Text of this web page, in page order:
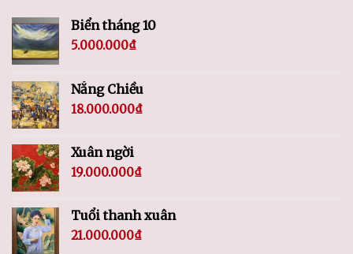
Biển tháng 10
5.000.000₫
Nắng Chiều
18.000.000₫
Xuân ngời
19.000.000₫
Tuổi thanh xuân
21.000.000₫